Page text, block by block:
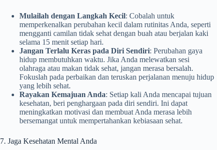
Mulailah dengan Langkah Kecil: Cobalah untuk
memperkenalkan perubahan kecil dalam rutinitas Anda, seperti
mengganti camilan tidak sehat dengan buah atau berjalan kaki
selama 15 menit setiap hari.
Jangan Terlalu Keras pada Diri Sendiri: Perubahan gaya
hidup membutuhkan waktu. Jika Anda melewatkan sesi
olahraga atau makan tidak sehat, jangan merasa bersalah.
Fokuslah pada perbaikan dan teruskan perjalanan menuju hidup
yang lebih sehat.
Rayakan Kemajuan Anda: Setiap kali Anda mencapai tujuan
kesehatan, beri penghargaan pada diri sendiri. Ini dapat
meningkatkan motivasi dan membuat Anda merasa lebih
bersemangat untuk mempertahankan kebiasaan sehat.
7. Jaga Kesehatan Mental Anda